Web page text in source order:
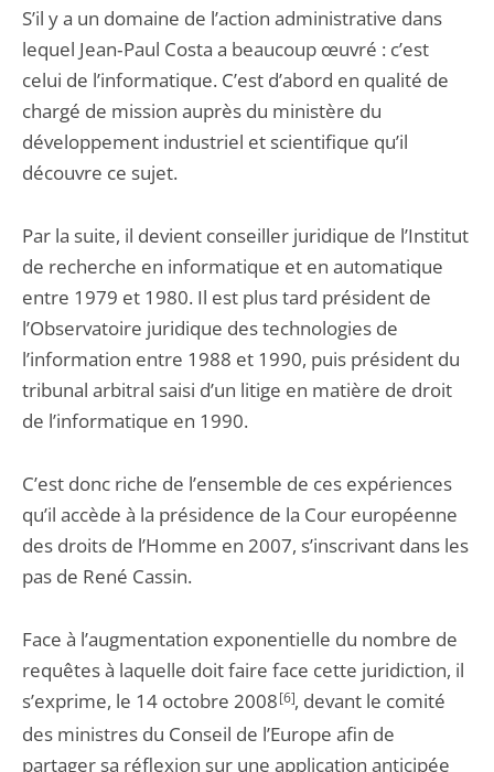
S’il y a un domaine de l’action administrative dans
lequel Jean‑Paul Costa a beaucoup œuvré : c’est
celui de l’informatique. C’est d’abord en qualité de
chargé de mission auprès du ministère du
développement industriel et scientifique qu’il
découvre ce sujet.
Par la suite, il devient conseiller juridique de l’Institut
de recherche en informatique et en automatique
entre 1979 et 1980. Il est plus tard président de
l’Observatoire juridique des technologies de
l’information entre 1988 et 1990, puis président du
tribunal arbitral saisi d’un litige en matière de droit
de l’informatique en 1990.
C’est donc riche de l’ensemble de ces expériences
qu’il accède à la présidence de la Cour européenne
des droits de l’Homme en 2007, s’inscrivant dans les
pas de René Cassin.
Face à l’augmentation exponentielle du nombre de
requêtes à laquelle doit faire face cette juridiction, il
s’exprime, le 14 octobre 2008[6], devant le comité
des ministres du Conseil de l’Europe afin de
partager sa réflexion sur une application anticipée